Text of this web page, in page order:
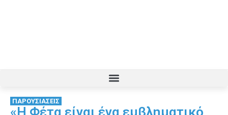
ΠΑΡΟΥΣΙΑΣΕΙΣ
«Η Φέτα είναι ένα εμβληματικό